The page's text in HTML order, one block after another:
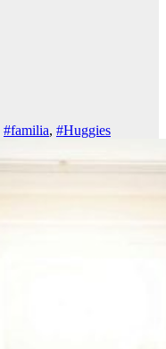
#familia, #Huggies